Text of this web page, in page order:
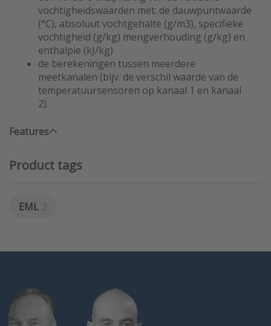
vochtigheidswaarden met: de dauwpuntwaarde
(°C), absoluut vochtgehalte (g/m3), specifieke
vochtigheid (g/kg) mengverhouding (g/kg) en
enthalpie (kJ/kg)
de berekeningen tussen meerdere
meetkanalen (bijv. de verschil waarde van de
temperatuursensoren op kanaal 1 en kanaal
2).
Features
Product tags
EML 2